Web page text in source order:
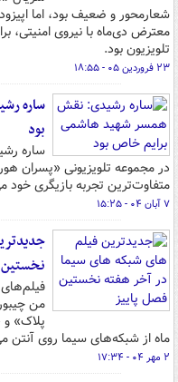
شعارمحور و ضعیف بود، اما
معترض دی‌ماه با نیروی امنیتی،
تلویزیون بود.
۲۳ فروردین ۰۵ - ۱۸:۵۵
ساره
بود
ساره
در مجموعه تلویزیونی
متفاوت‌ترین تجربه بازیگری خود
۷ آبان ۰۴ - ۱۵:۲۵
نخستین
من
ماه از شبکه‌های سیما روی آنتن
۲ مهر ۰۴ - ۱۷:۳۴